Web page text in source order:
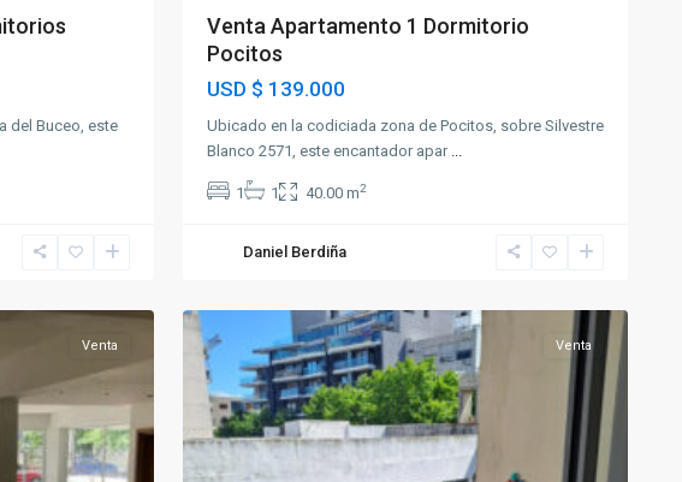
del Buceo, este
Venta Apartamento 1 Dormitorio
Pocitos
USD $ 139.000
Ubicado en la codiciada zona de Pocitos, sobre Silvestre
Blanco 2571, este encantador apar
1 1 40.00 m2
Daniel Berdiña
Venta Venta